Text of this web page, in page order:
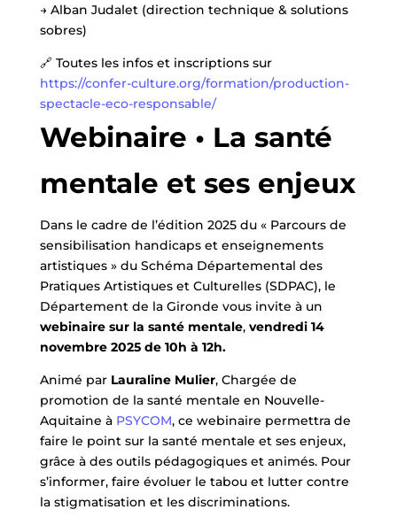
→ Alban Judalet (direction technique & solutions
sobres)
🔗 Toutes les infos et inscriptions sur
https://confer-culture.org/formation/production-
spectacle-eco-responsable/
Webinaire • La santé
mentale et ses enjeux
Dans le cadre de l’édition 2025 du « Parcours de
sensibilisation handicaps et enseignements
artistiques » du Schéma Départemental des
Pratiques Artistiques et Culturelles (SDPAC), le
Département de la Gironde vous invite à un
webinaire sur la santé mentale, vendredi 14
novembre 2025 de 10h à 12h.
Animé par Lauraline Mulier, Chargée de
promotion de la santé mentale en Nouvelle-
Aquitaine à PSYCOM, ce webinaire permettra de
faire le point sur la santé mentale et ses enjeux,
grâce à des outils pédagogiques et animés. Pour
s’informer, faire évoluer le tabou et lutter contre
la stigmatisation et les discriminations.